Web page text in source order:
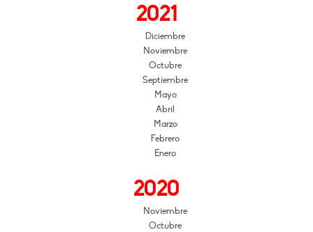
2021
Diciembre
Noviembre
Octubre
Septiembre
Mayo
Abril
Marzo
Febrero
Enero
2020
Noviembre
Octubre